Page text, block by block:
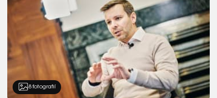
8 fotografií